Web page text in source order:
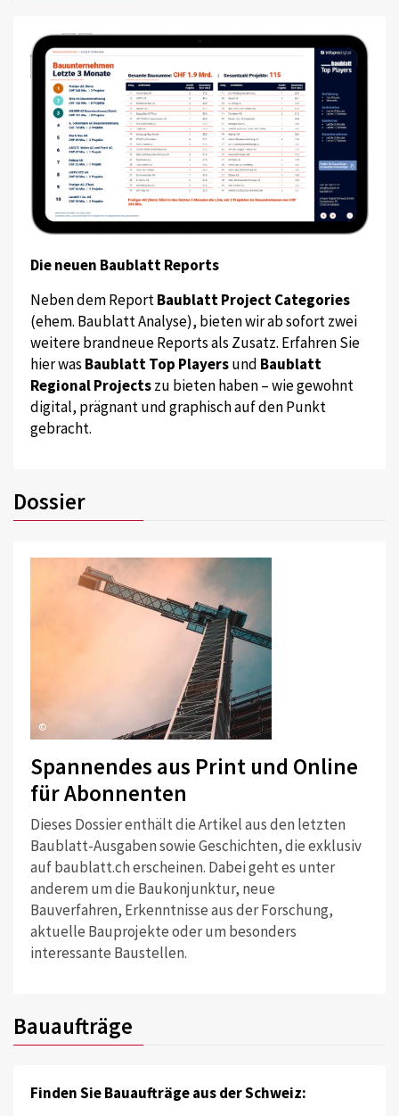
Die neuen Baublatt Reports
Neben dem ReportBaublatt Project Categories
(ehem. Baublatt Analyse), bieten wir ab sofort zwei
weitere brandneue Reports als Zusatz. Erfahren Sie
hier was Baublatt Top Playersund Baublatt
Regional Projectszu bieten haben – wie gewohnt
digital, prägnant und graphisch auf den Punkt
gebracht.
Dossier
©
Spannendes aus Print und Online
für Abonnenten
Dieses Dossier enthält die Artikel aus den letzten
Baublatt-Ausgaben sowie Geschichten, die exklusiv
auf baublatt.ch erscheinen. Dabei geht es unter
anderem um die Baukonjunktur, neue
Bauverfahren, Erkenntnisse aus der Forschung,
aktuelle Bauprojekte oder um besonders
interessante Baustellen.
Bauaufträge
Finden Sie Bauaufträge aus der Schweiz: